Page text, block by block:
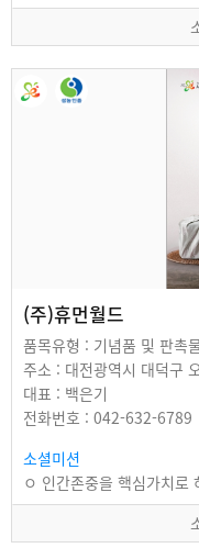
(주)휴먼월드
품목유형 : 기념품 및 판촉
주소 : 대전광역시 대덕구
대표 : 백은기
전화번호 : 042-632-6789
소셜미션